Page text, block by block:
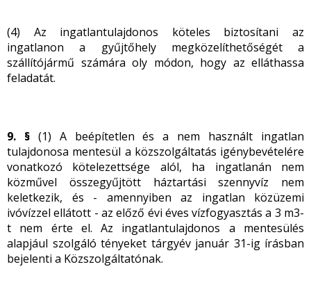
(4) Az ingatlantulajdonos köteles biztosítani az
ingatlanon a gyűjtőhely megközelíthetőségét a
szállítójármű számára oly módon, hogy az elláthassa
feladatát.
9. §(1) A beépítetlen és a nem használt ingatlan
tulajdonosa mentesül a közszolgáltatás igénybevételére
vonatkozó kötelezettsége alól, ha ingatlanán nem
közművel összegyűjtött háztartási szennyvíz nem
keletkezik, és - amennyiben az ingatlan közüzemi
ivóvízzel ellátott - az előző évi éves vízfogyasztás a 3 m3-
t nem érte el. Az ingatlantulajdonos a mentesülés
alapjául szolgáló tényeket tárgyév január 31-ig írásban
bejelenti a Közszolgáltatónak.